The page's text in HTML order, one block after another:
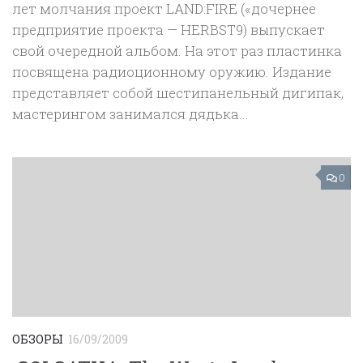
лет молчания проект LAND:FIRE («дочернее
предприятие проекта — HERBST9) выпускает
свой очередной альбом. На этот раз пластинка
посвящена радиоционному оружию. Издание
представляет собой шестипанельный дигипак,
мастерингом занимался дядька...
0
ОБЗОРЫ 16/09/2009